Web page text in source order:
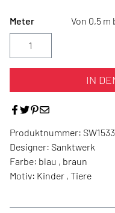
Meter Von 0,5 m
IN
Produktnummer:
Designer: Sanktwerk
Farbe: blau , braun
Motiv: Kinder , Tiere